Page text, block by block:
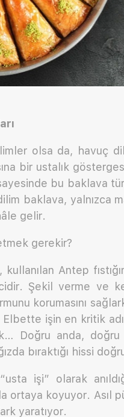
olsa da, havuç
bir ustalık
bu baklava
baklava, yalnızca
gelir.
gerekir?
Antep
Şekil verme ve
korumasını
Elbette işin en kritik
Doğru anda,
bıraktığı hissi
işi” olarak
koyuyor. Asıl
yaratıyor.